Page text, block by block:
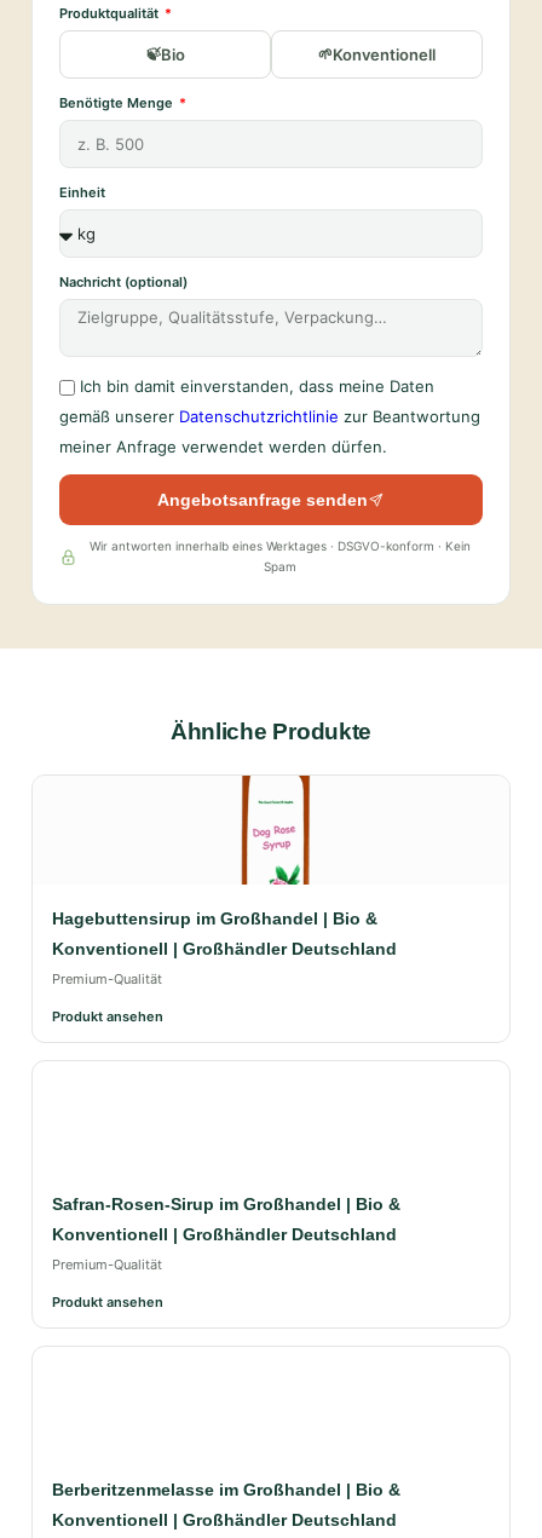
Produktqualität
Bio Konventionell
Benötigte Menge
Einheit
Nachricht (optional)
Ich bin damit einverstanden, dass meine Daten
gemäß unserer Datenschutzrichtlinie zur Beantwortung
meiner Anfrage verwendet werden dürfen.
Angebotsanfrage senden
Wir antworten innerhalb eines Werktages · DSGVO-konform · Kein
Spam
Ähnliche Produkte
Hagebuttensirup im Großhandel | Bio &
Konventionell | Großhändler Deutschland
Premium-Qualität
Produkt ansehen
Safran-Rosen-Sirup im Großhandel | Bio &
Konventionell | Großhändler Deutschland
Premium-Qualität
Produkt ansehen
Berberitzenmelasse im Großhandel | Bio &
Konventionell | Großhändler Deutschland